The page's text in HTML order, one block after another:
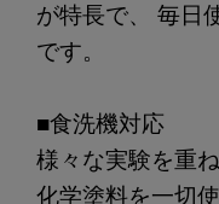
が特長で、 毎日
です。
■食洗機対応
様々な実験を重
化学塗料を一切